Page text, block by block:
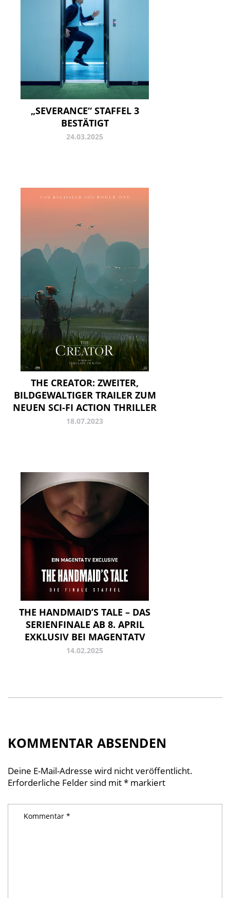
„SEVERANCE“ STAFFEL 3
BESTÄTIGT
24.03.2025
THE CREATOR: ZWEITER,
BILDGEWALTIGER TRAILER ZUM
NEUEN SCI-FI ACTION THRILLER
18.07.2023
THE HANDMAID’S TALE – DAS
SERIENFINALE AB 8. APRIL
EXKLUSIV BEI MAGENTATV
14.02.2025
KOMMENTAR ABSENDEN
Deine E-Mail-Adresse wird nicht veröffentlicht.
Erforderliche Felder sind mit* markiert